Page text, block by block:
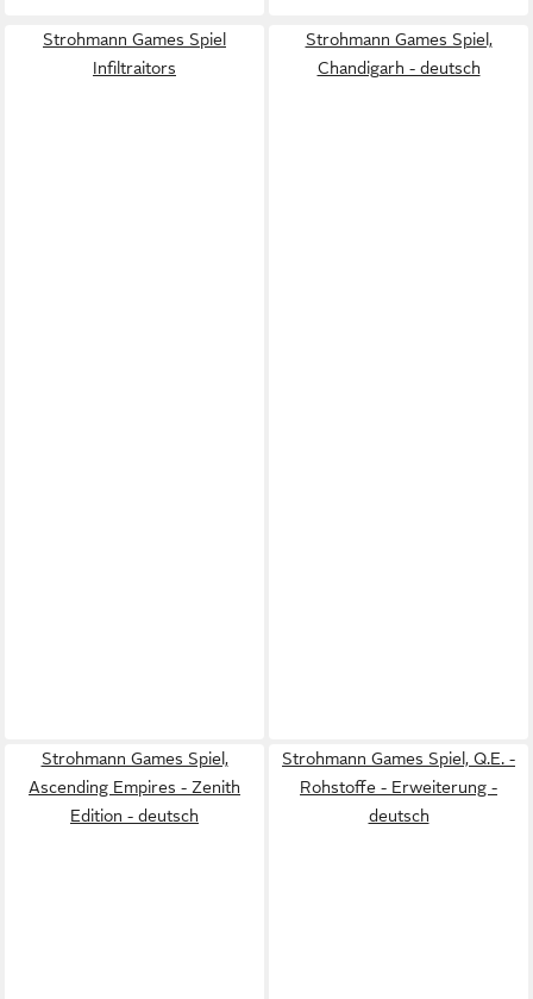
Strohmann Games Spiel
Infiltraitors
Strohmann Games Spiel,
Chandigarh - deutsch
Strohmann Games Spiel,
Ascending Empires - Zenith
Edition - deutsch
Strohmann Games Spiel, Q.E. -
Rohstoffe - Erweiterung -
deutsch